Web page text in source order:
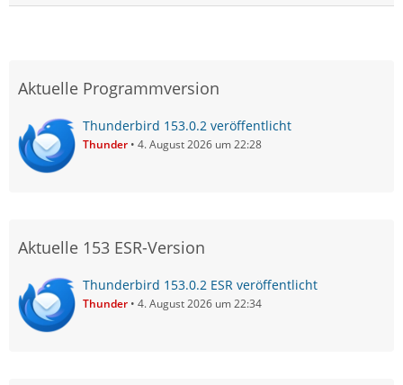
Aktuelle Programmversion
Thunderbird 153.0.2 veröffentlicht
Thunder 4. August 2026 um 22:28
Aktuelle 153 ESR-Version
Thunderbird 153.0.2 ESR veröffentlicht
Thunder 4. August 2026 um 22:34